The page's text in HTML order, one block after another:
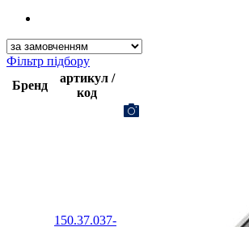
Фільтр підбору
Бренд
артикул /
код
150.37.037-